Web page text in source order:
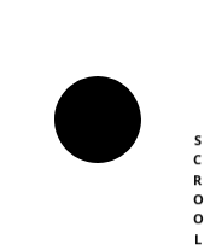
SCROOL